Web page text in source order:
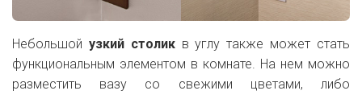
Небольшой узкий столикв углу также может стать
функциональным элементом в комнате. На нем можно
разместить вазу со свежими цветами, либо